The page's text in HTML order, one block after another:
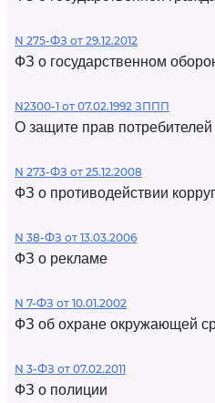
N 275-ФЗ от 29.12.2012
ФЗ о государственном
N2300-1 от 07.02.1992 ЗППП
О защите прав потребителей
N 273-ФЗ от 25.12.2008
ФЗ о противодействии
N 38-ФЗ от 13.03.2006
ФЗ о рекламе
N 7-ФЗ от 10.01.2002
ФЗ об охране окружающей
N 3-ФЗ от 07.02.2011
ФЗ о полиции